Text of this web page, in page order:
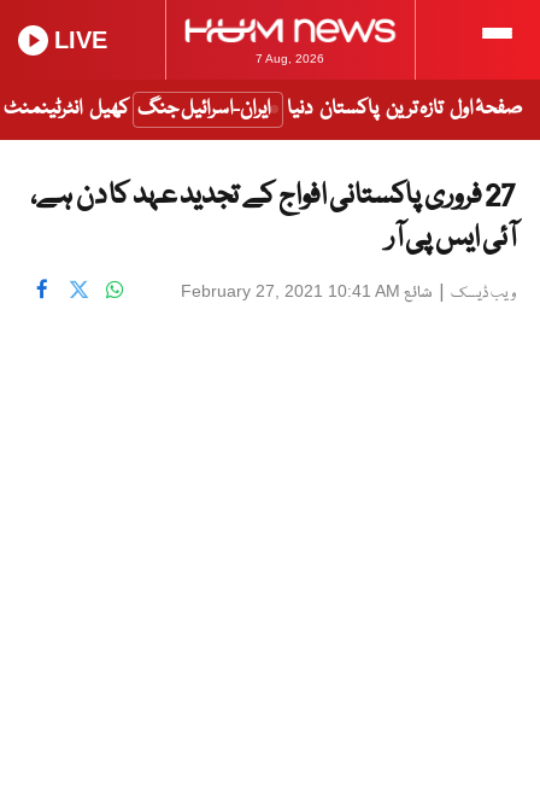
7 Aug, 2026
LIVE
صفحۂ اول تازہ ترین پاکستان دنیا ایران-اسرائیل جنگ کھیل انٹرٹینمنٹ
27 فروری پاکستانی افواج کے تجدید عہد کا دن ہے،
آئی ایس پی آر
ویب ڈیسک | شائع February 27, 2021 10:41 AM